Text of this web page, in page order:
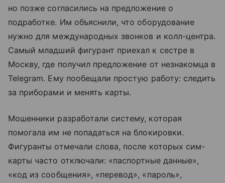
но позже согласились на предложение о
подработке. Им объяснили, что оборудование
нужно для международных звонков и колл-центра.
Самый младший фигурант приехал к сестре в
Москву, где получил предложение от незнакомца в
Telegram. Ему пообещали простую работу: следить
за приборами и менять карты.
Мошенники разработали систему, которая
помогала им не попадаться на блокировки.
Фигуранты отмечали слова, после которых сим-
карты часто отключали: «паспортные данные»,
«код из сообщения», «перевод», «пароль»,